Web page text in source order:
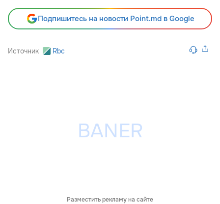
Подпишитесь на новости Point.md в Google
Источник Rbc
Разместить рекламу на сайте